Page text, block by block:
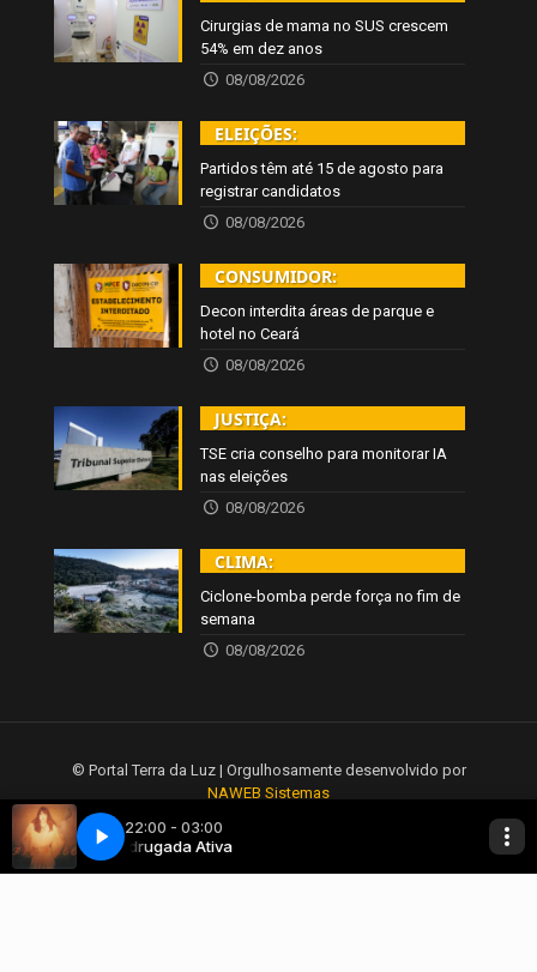
Cirurgias de mama no SUS crescem
54% em dez anos
08/08/2026
ELEIÇÕES:
Partidos têm até 15 de agosto para
registrar candidatos
08/08/2026
CONSUMIDOR:
Decon interdita áreas de parque e
hotel no Ceará
08/08/2026
JUSTIÇA:
TSE cria conselho para monitorar IA
nas eleições
08/08/2026
CLIMA:
Ciclone-bomba perde força no fim de
semana
08/08/2026
© Portal Terra da Luz | Orgulhosamente desenvolvido por
NAWEB Sistemas